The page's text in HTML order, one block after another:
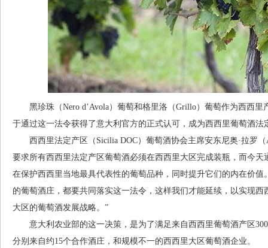
黑珍珠（Nero d’Avola）葡萄和格里洛（Grillo）葡萄作为西西里
于通过这一法令获得了意大利官方的正式认可，成为西西里葡萄酒法
西西里法定产区（Sicilia DOC）葡萄酒协会主席安东尼奥·拉罗（
要求所有西西里法定产区葡萄酒必须在西西里大区完成装瓶，而今
在保护西西里当地最具代表性的葡萄品种，同时提升它们的内在价
的葡萄酒庄，都要共同落实这一法令，这样我们才能延续，以实现
大区的葡萄酒发展战略。”
意大利农业部的这一决策，是为了满足来自西西里葡萄酒产区
分别来自约15个合作酒庄，和规模不一的西西里大区葡萄酒企业。